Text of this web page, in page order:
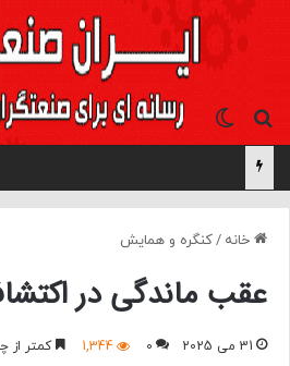
جستجو برایتغییر پوسته
خانه /کنگره و همایش
عقب ماندگی در
31 می 2025 0
1,344 کمتر از